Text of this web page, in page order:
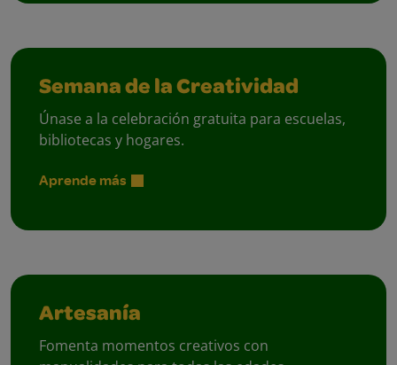
Semana de la Creatividad
Únase a la celebración gratuita para escuelas,
bibliotecas y hogares.
Aprende más
Artesanía
Fomenta momentos creativos con